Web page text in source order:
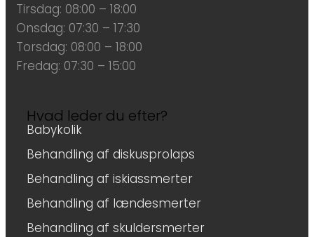
Tirsdag: 08:00 – 18:00
Onsdag: 07:30 – 17:30
Torsdag: 08:00 – 18:00
Fredag: 07:30 – 15:00
Hvad leder du efter?
Babykolik
Behandling af diskusprolaps
Behandling af iskiassmerter
Behandling af lændesmerter
Behandling af skuldersmerter